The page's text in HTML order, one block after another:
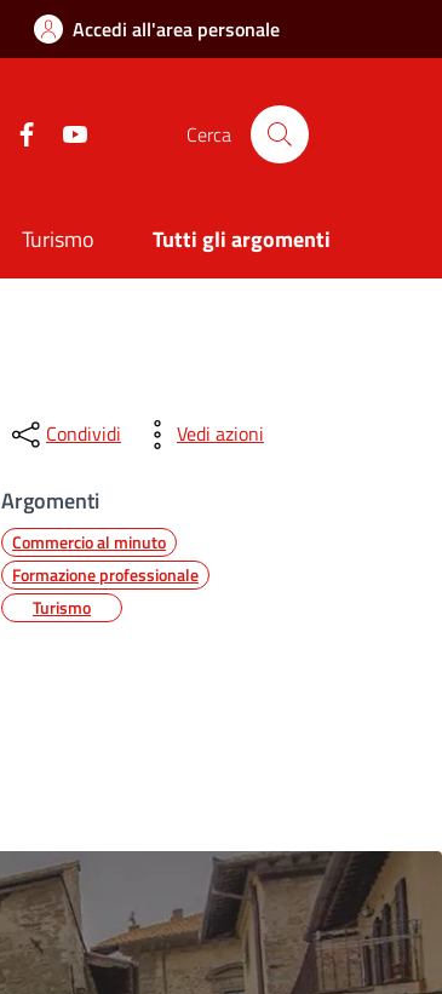
Accedi all'area personale
Twitter Facebook Cerca
Turismo Tutti gli argomenti
Condividi Vedi azioni
Argomenti
Commercio al minuto
Formazione professionale
Turismo